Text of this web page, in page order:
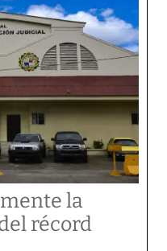
la
récord